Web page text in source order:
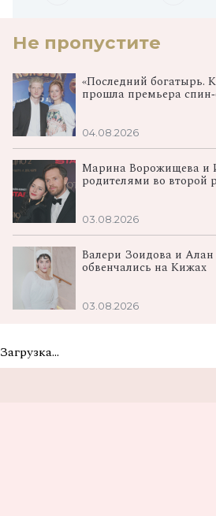
Не пропустите
«Последний богатырь.
прошла премьера
04.08.2026
Марина Ворожищева и
родителями во второй
03.08.2026
Валери Зоидова и
обвенчались на Кижах
03.08.2026
Загрузка...